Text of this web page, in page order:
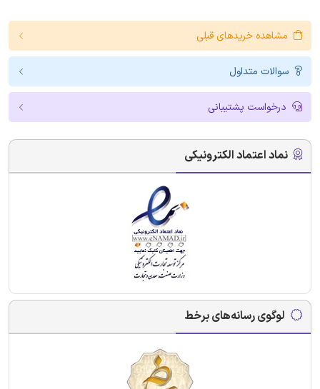
مشاهده خریدهای قبلی
سوالات متداول
درخواست پشتیبانی
نماد اعتماد الکترونیکی
لوگوی رسانه‌های برخط